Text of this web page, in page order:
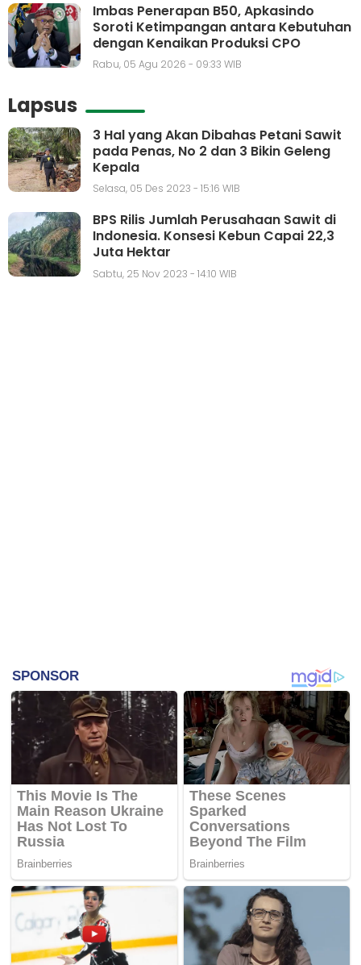
Imbas Penerapan B50, Apkasindo
Soroti Ketimpangan antara Kebutuhan
dengan Kenaikan Produksi CPO
Rabu, 05 Agu 2026 - 09:33 WIB
Lapsus
3 Hal yang Akan Dibahas Petani Sawit
pada Penas, No 2 dan 3 Bikin Geleng
Kepala
Selasa, 05 Des 2023 - 15:16 WIB
BPS Rilis Jumlah Perusahaan Sawit di
Indonesia. Konsesi Kebun Capai 22,3
Juta Hektar
Sabtu, 25 Nov 2023 - 14:10 WIB